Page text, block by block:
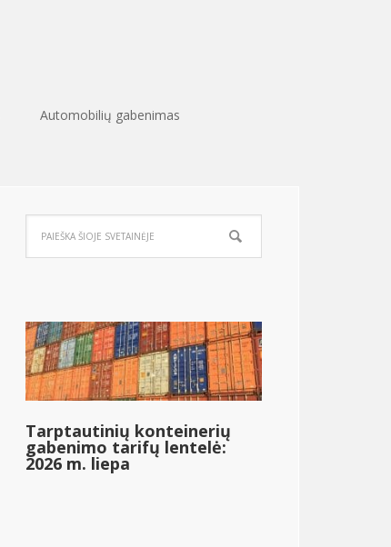
Automobilių gabenimas
Tarptautinių konteinerių
gabenimo tarifų lentelė:
2026 m. liepa